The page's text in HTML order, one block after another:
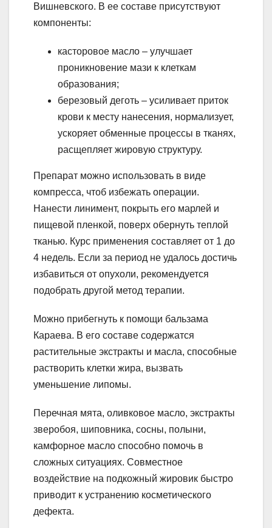
Вишневского. В ее составе присутствуют
компоненты:
касторовое масло – улучшает
проникновение мази к клеткам
образования;
березовый деготь – усиливает приток
крови к месту нанесения, нормализует,
ускоряет обменные процессы в тканях,
расщепляет жировую структуру.
Препарат можно использовать в виде
компресса, чтоб избежать операции.
Нанести линимент, покрыть его марлей и
пищевой пленкой, поверх обернуть теплой
тканью. Курс применения составляет от 1 до
4 недель. Если за период не удалось достичь
избавиться от опухоли, рекомендуется
подобрать другой метод терапии.
Можно прибегнуть к помощи бальзама
Караева. В его составе содержатся
растительные экстракты и масла, способные
растворить клетки жира, вызвать
уменьшение липомы.
Перечная мята, оливковое масло, экстракты
зверобоя, шиповника, сосны, полыни,
камфорное масло способно помочь в
сложных ситуациях. Совместное
воздействие на подкожный жировик быстро
приводит к устранению косметического
дефекта.